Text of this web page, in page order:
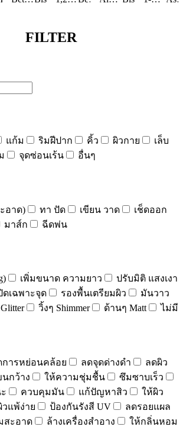
FILTER
แก้ม ริมฝีปาก คิ้ว ผิวกาย
เล็บ
จุดซ่อนเร้น อื่นๆ
อาด) ทา ปัด เขียน วาด
เช็ดออก
มาส์ก ฉีดพ่น
เพิ่มขนาด ความยาว
ปรับมิติ แสงเงา
ดเฉพาะจุด รองพื้นเตรียมผิว
มันวาว
วิ้งๆ Shimmer ด้านๆ Matt ไม่มี
การหย่อนคล้อย ลดจุดด่างดำ
ลดผิว
นกว้าง
ให้ความชุ่มชื้น
ซึมซาบเร็ว
ควบคุมมัน แก้ปัญหาสิว
ให้ผิว
วแพ้ง่าย ป้องกันรังสี UV
ลดรอยแผล
สะอาด ล้างเครื่องสำอาง
ให้กลิ่นหอม